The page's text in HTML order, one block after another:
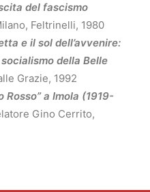
del fascismo
Feltrinelli, 1980
e il sol dell’avvenire:
della Belle
Grazie, 1992
Rosso” a Imola (1919-
Gino Cerrito,